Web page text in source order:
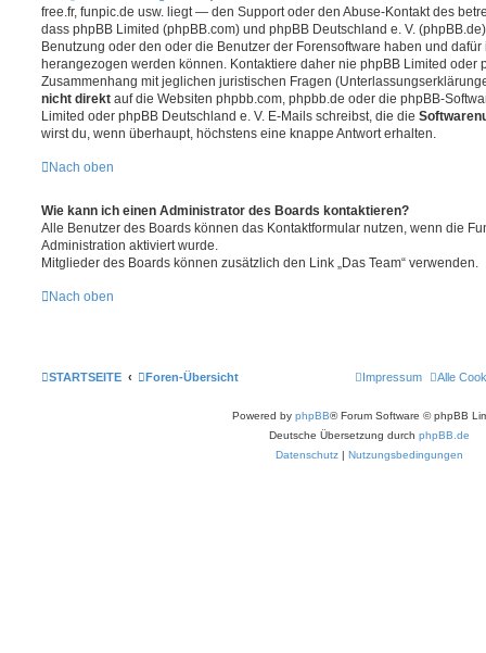
free.fr, funpic.de usw. liegt — den Support oder den Abuse-Kontakt des
dass phpBB Limited (phpBB.com) und phpBB Deutschland e. V.
Benutzung oder den oder die Benutzer der Forensoftware haben und
herangezogen werden können. Kontaktiere daher nie phpBB Limited oder
Zusammenhang mit jeglichen juristischen Fragen
nicht direkt auf die Websiten phpbb.com, phpbb.de oder die phpBB-
Limited oder phpBB Deutschland e. V. E-Mails schreibst, die die
wirst du, wenn überhaupt, höchstens eine knappe Antwort erhalten.
Nach oben
Wie kann ich einen Administrator des Boards kontaktieren?
Alle Benutzer des Boards können das Kontaktformular nutzen, wenn die
Administration aktiviert wurde.
Mitglieder des Boards können zusätzlich den Link „Das Team“ verwenden.
Nach oben
STARTSEITE Foren-Übersicht Alle
Impressum
Powered by phpBB® Forum Software © phpBB
Deutsche Übersetzung durch phpBB.de
Datenschutz | Nutzungsbedingungen